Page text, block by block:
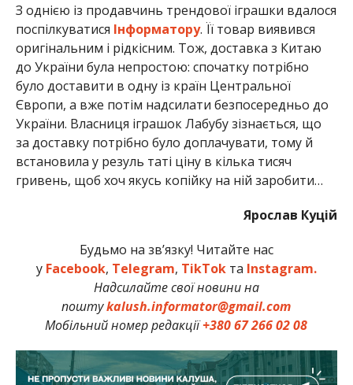
З однією із продавчинь трендової іграшки вдалося
поспілкуватися Інформатору. Її товар виявився
оригінальним і рідкісним. Тож, доставка з Китаю
до України була непростою: спочатку потрібно
було доставити в одну із країн Центральної
Європи, а вже потім надсилати безпосередньо до
України. Власниця іграшок Лабубу зізнається, що
за доставку потрібно було доплачувати, тому й
встановила у резуль таті ціну в кілька тисяч
гривень, щоб хоч якусь копійку на ній заробити…
Ярослав Куцій
Будьмо на зв’язку! Читайте нас
у Facebook, Telegram, TikTokта Instagram.
Надсилайте свої новини на
поштуkalush.informator@gmail.com
Мобільний номер редакції+380 67 266 02 08